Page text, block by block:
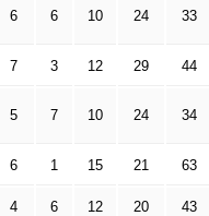
6 6 10 24 33
7 3 12 29 44
5 7 10 24 34
6 1 15 21 63
4 6 12 20 43